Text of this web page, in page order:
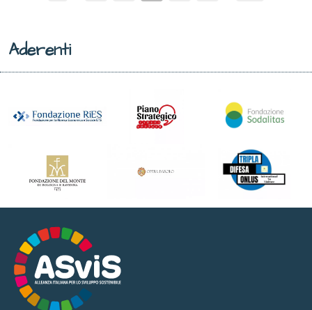
Aderenti